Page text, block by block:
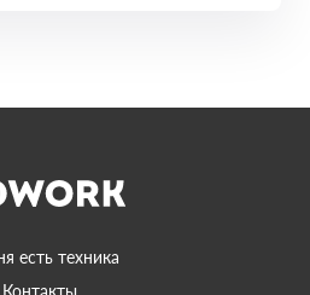
есть техника
Контакты